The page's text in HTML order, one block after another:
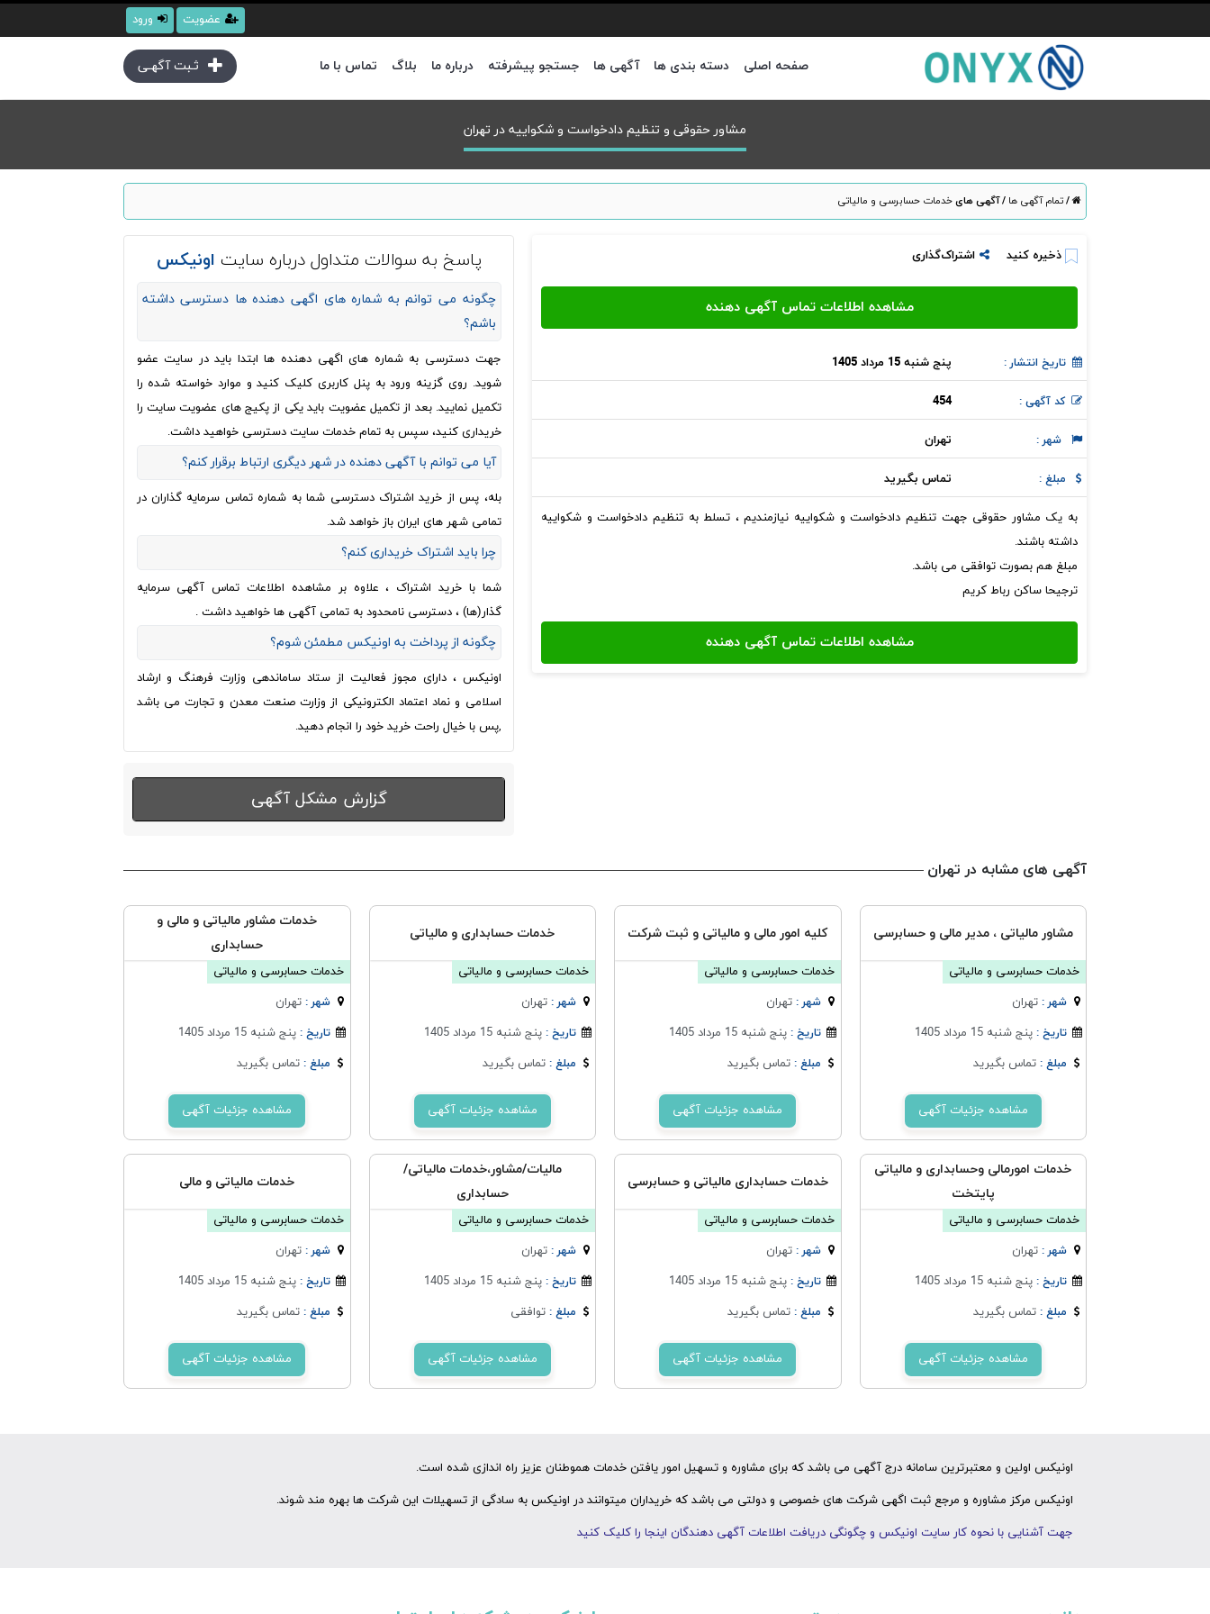
ورود عضویت
ثـبت آگهـی صفحه اصلی دسته بندی ها آگهی ها جستجو پیشرفته درباره ما بلاگ تماس با ما
مشاور حقوقی و تنظیم دادخواست و شکواییه در تهران
/تمام آگهی ها /آگهی هایخدمات حسابرسی و مالیاتی
ذخیره کنید اشتراک‌گذاری
تاریخ انتشار : پنج شنبه 15 مرداد 1405
کد آگهی : 454
شهر : تهران
مبلغ : تماس بگیرید
به یک مشاور حقوقی جهت تنظیم دادخواست و شکواییه نیازمندیم ، تسلط به تنظیم دادخواست و شکواییه
داشته باشند.
مبلغ هم بصورت توافقی می باشد.
ترجیحا ساکن رباط کریم
پاسخ به سوالات متداول درباره سایت اونیکس
چگونه می توانم به شماره های اگهی دهنده ها دسترسی داشته
باشم؟
جهت دسترسی به شماره های اگهی دهنده ها ابتدا باید در سایت عضو
شوید. روی گزینه ورود به پنل کاربری کلیک کنید و موارد خواسته شده را
تکمیل نمایید. بعد از تکمیل عضویت باید یکی از پکیج های عضویت سایت را
خریداری کنید، سپس به تمام خدمات سایت دسترسی خواهید داشت.
آیا می توانم با آگهی دهنده در شهر دیگری ارتباط برقرار کنم؟
بله، پس از خرید اشتراک دسترسی شما به شماره تماس سرمایه گذاران در
تمامی شهر های ایران باز خواهد شد.
چرا باید اشتراک خریداری کنم؟
شما با خرید اشتراک ، علاوه بر مشاهده اطلاعات تماس آگهی سرمایه
گذار(ها) ، دسترسی نامحدود به تمامی آگهی ها خواهید داشت .
چگونه از پرداخت به اونیکس مطمئن شوم؟
اونیکس ، دارای مجوز فعالیت از ستاد ساماندهی وزارت فرهنگ و ارشاد
اسلامی و نماد اعتماد الکترونیکی از وزارت صنعت معدن و تجارت می باشد
,پس با خیال راحت خرید خود را انجام دهید.
گزارش مشکل آگهی
آگهی های مشابه در تهران
مشاور مالیاتی ، مدیر مالی و حسابرسی
خدمات حسابرسی و مالیاتی
شهر :تهران
تاریخ :پنج شنبه 15 مرداد 1405
مبلغ :تماس بگیرید
مشاهده جزئیات آگهی
کلیه امور مالی و مالیاتی و ثبت شرکت
خدمات حسابرسی و مالیاتی
شهر : تهران
تاریخ : پنج شنبه 15 مرداد 1405
مبلغ : تماس بگیرید
مشاهده جزئیات آگهی
خدمات حسابداری و مالیاتی
خدمات حسابرسی و مالیاتی
شهر :تهران
تاریخ :پنج شنبه 15 مرداد 1405
مبلغ :تماس بگیرید
مشاهده جزئیات آگهی
خدمات مشاور مالیاتی و مالی و
حسابداری
خدمات حسابرسی و مالیاتی
شهر : تهران
تاریخ : پنج شنبه 15 مرداد 1405
مبلغ : تماس بگیرید
مشاهده جزئیات آگهی
خدمات امورمالی وحسابداری و مالیاتی
پایتخت
خدمات حسابرسی و مالیاتی
شهر :تهران
تاریخ :پنج شنبه 15 مرداد 1405
مبلغ :تماس بگیرید
مشاهده جزئیات آگهی
خدمات حسابداری مالیاتی و حسابرسی
خدمات حسابرسی و مالیاتی
شهر : تهران
تاریخ : پنج شنبه 15 مرداد 1405
مبلغ : تماس بگیرید
مشاهده جزئیات آگهی
مالیات/مشاور،خدمات مالیاتی/
حسابداری
خدمات حسابرسی و مالیاتی
شهر :تهران
تاریخ :پنج شنبه 15 مرداد 1405
مبلغ :توافقی
مشاهده جزئیات آگهی
خدمات مالیاتی و مالی
خدمات حسابرسی و مالیاتی
شهر : تهران
تاریخ : پنج شنبه 15 مرداد 1405
مبلغ : تماس بگیرید
مشاهده جزئیات آگهی
اونیکس اولین و معتبرترین سامانه درج آگهی می باشد که برای مشاوره و تسهیل امور یافتن خدمات هموطنان عزیز راه اندازی شده است.
اونیکس مرکز مشاوره و مرجع ثبت اگهی شرکت های خصوصی و دولتی می باشد که خریداران میتوانند در اونیکس به سادگی از تسهیلات این شرکت ها بهره مند شوند.
جهت آشنایی با نحوه کار سایت اونیکس و چگونگی دریافت اطلاعات آگهی دهندگان اینجا را کلیک کنید